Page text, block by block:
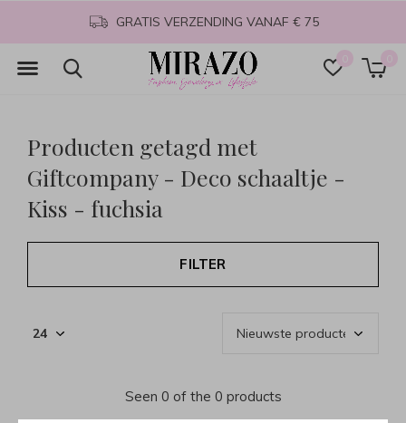
0 0
GRATIS VERZENDING VANAF € 75
Producten getagd met
Giftcompany - Deco schaaltje -
Kiss - fuchsia
FILTER
Seen 0 of the 0 products